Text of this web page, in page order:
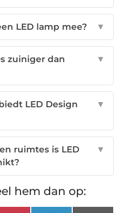
LED lamp mee? ▼
zuiniger dan
▼
LED Design
▼
ruimtes is LED
▼
hem dan op: